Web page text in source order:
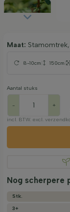
Maat:
8-10cm 150cm
Aantal stuks
- +
incl. BTW. excl.
Nog scherpere
Stk.
3+